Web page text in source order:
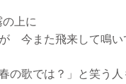
上に
今また飛来して鳴い
の歌では？」と笑う